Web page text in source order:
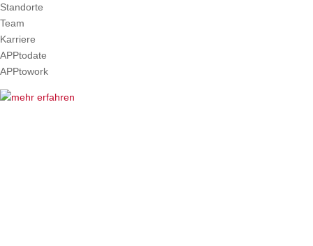
Standorte
Team
Karriere
APPtodate
APPtowork